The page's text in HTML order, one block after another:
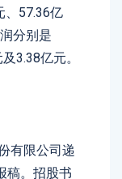
、57.36亿
分别是
3.38亿元。
有限公司递
稿。招股书